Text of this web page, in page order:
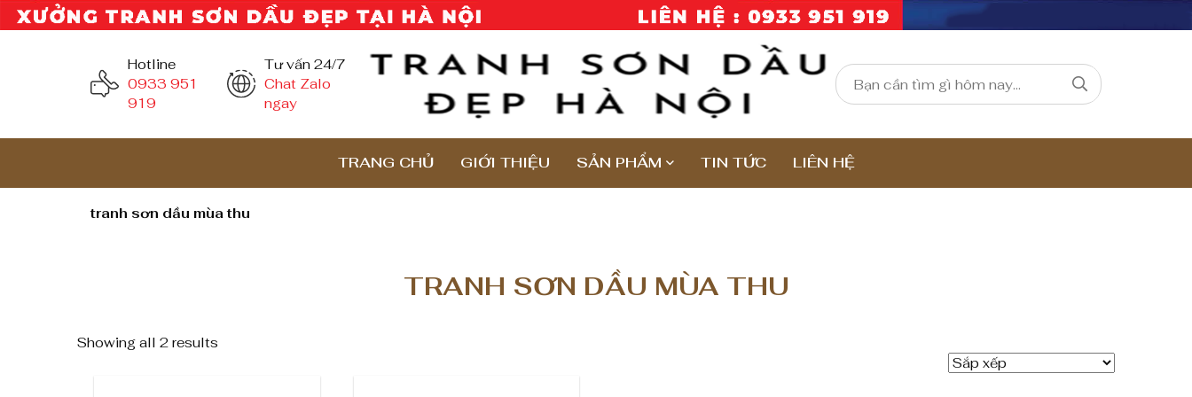
Hotline
0933 951
919
Tư vấn 24/7
Chat Zalo
ngay
TRANG CHỦ GIỚI THIỆU SẢN PHẨM TIN TỨC LIÊN HỆ
tranh sơn dầu mùa thu
TRANH SƠN DẦU MÙA THU
Showing all 2 results